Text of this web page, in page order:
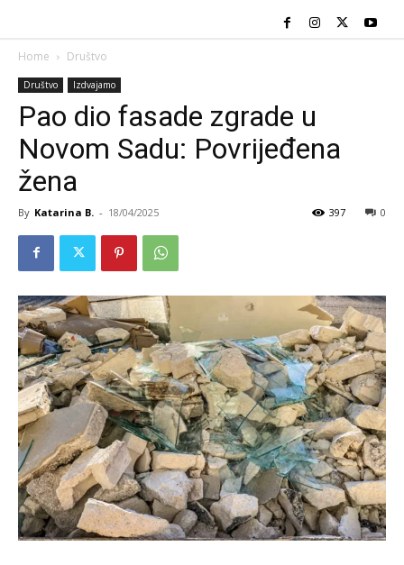
Home Društvo
Društvo Izdvajamo
Pao dio fasade zgrade u
Novom Sadu: Povrijeđena
žena
By Katarina B. - 18/04/2025 0
397